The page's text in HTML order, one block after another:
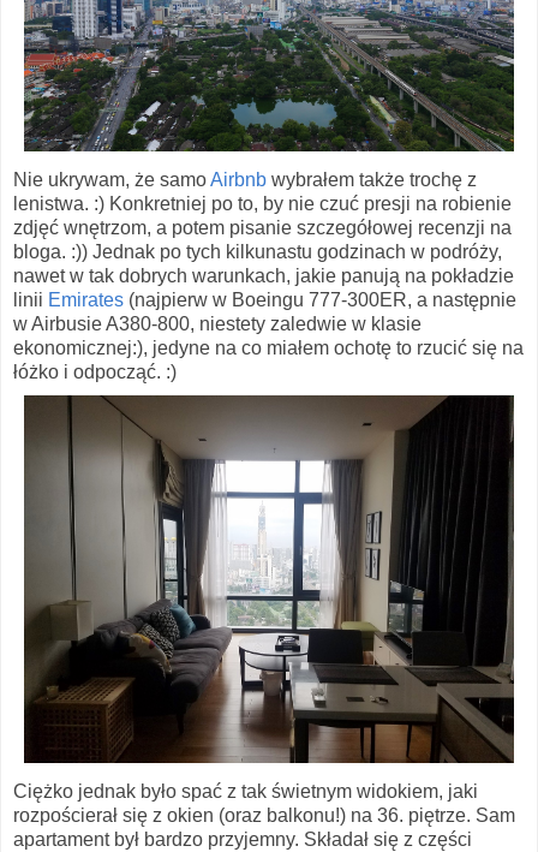
Nie ukrywam, że samoAirbnb wybrałem także trochę z
lenistwa. :) Konkretniej po to, by nie czuć presji na robienie
zdjęć wnętrzom, a potem pisanie szczegółowej recenzji na
bloga. :)) Jednak po tych kilkunastu godzinach w podróży,
nawet w tak dobrych warunkach, jakie panują na pokładzie
linii Emirates (najpierw w Boeingu 777-300ER, a następnie
w Airbusie A380-800, niestety zaledwie w klasie
ekonomicznej:), jedyne na co miałem ochotę to rzucić się na
łóżko i odpocząć. :)
Ciężko jednak było spać z tak świetnym widokiem, jaki
rozpościerał się z okien (oraz balkonu!) na 36. piętrze. Sam
apartament był bardzo przyjemny. Składał się z części